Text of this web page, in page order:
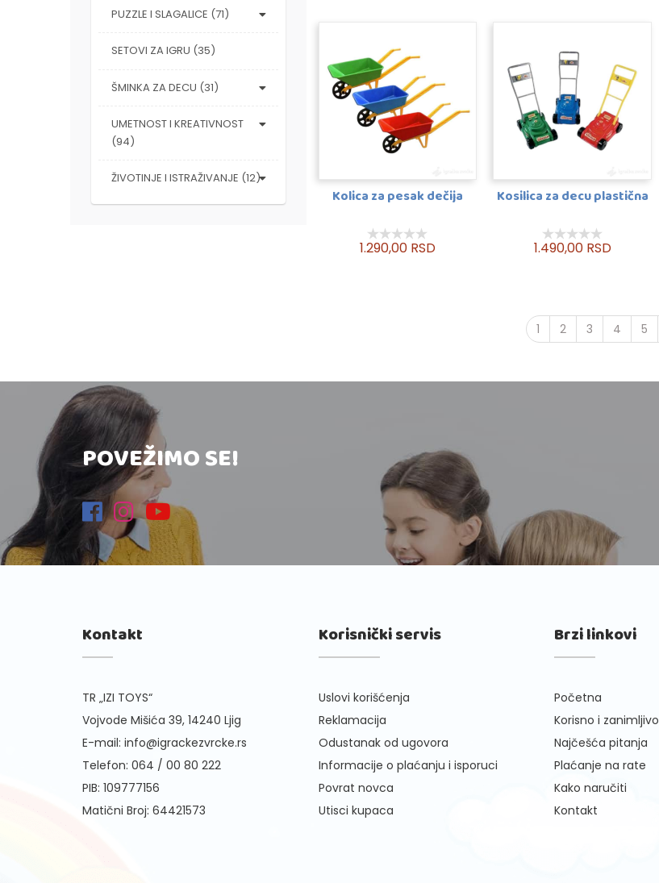
PUZZLE I SLAGALICE (71)
SETOVI ZA IGRU (35)
ŠMINKA ZA DECU (31)
UMETNOST I KREATIVNOST
(94)
ŽIVOTINJE I ISTRAŽIVANJE (12)
Kolica za pesak dečija
1.290,00 RSD
Kosilica za decu plastična
1.490,00 RSD
1 2 3 4 5
POVEŽIMO SE!
Kontakt
TR „IZI TOYS“
Vojvode Mišića 39, 14240 Ljig
E-mail: info@igrackezvrcke.rs
Telefon: 064 / 00 80 222
PIB: 109777156
Matični Broj: 64421573
Korisnički servis
Uslovi korišćenja
Reklamacija
Odustanak od ugovora
Informacije o plaćanju i isporuci
Povrat novca
Utisci kupaca
Brzi linkovi
Početna
Korisno i zanimljivo
Najčešća pitanja
Plaćanje na rate
Kako naručiti
Kontakt